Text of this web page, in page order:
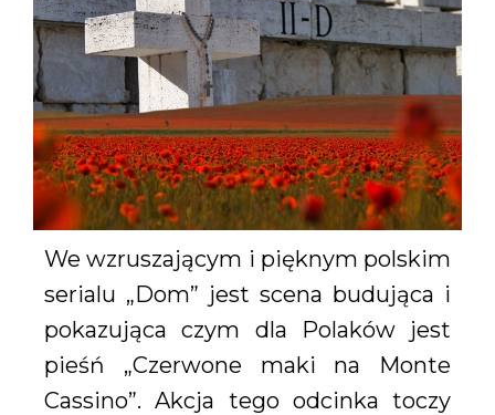
We wzruszającym i pięknym polskim
serialu „Dom” jest scena budująca i
pokazująca czym dla Polaków jest
pieśń „Czerwone maki na Monte
Cassino”. Akcja tego odcinka toczy